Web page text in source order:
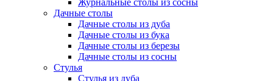
Журнальные столы из сосны
Дачные столы
Дачные столы из дуба
Дачные столы из бука
Дачные столы из березы
Дачные столы из сосны
Стулья
Стулья из дуба